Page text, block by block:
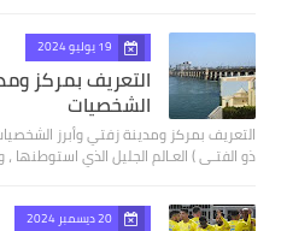
19 يوليو 2024
التعريف بمركز
الشخصيات
التعريف بمركز ومدينة زفتي وأبرز
ذو الفتـى ) العـالم الجليل الذي استوطنها
20 ديسمبر 2024